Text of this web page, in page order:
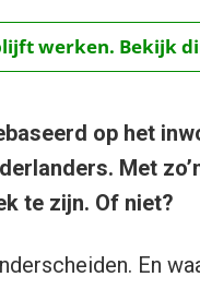
werken. Bekijk
op het
Met
te zijn. Of niet?
En